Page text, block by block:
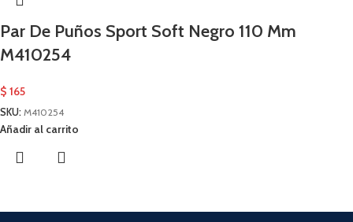
Par De Puños Sport Soft Negro 110 Mm
M410254
$ 165
SKU: M410254
Añadir al carrito